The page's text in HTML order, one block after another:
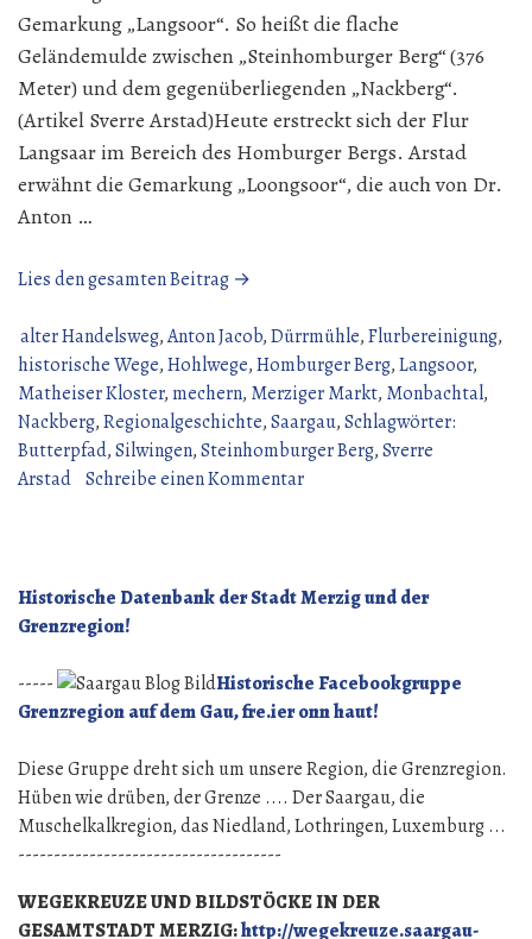
Gemarkung „Langsoor“. So heißt die flache
Geländemulde zwischen „Steinhomburger Berg“ (376
Meter) und dem gegenüberliegenden „Nackberg“.
(Artikel Sverre Arstad)Heute erstreckt sich der Flur
Langsaar im Bereich des Homburger Bergs. Arstad
erwähnt die Gemarkung „Loongsoor“, die auch von Dr.
Anton …
Lies den gesamten Beitrag →
Butterpfad“
alter Handelsweg,Anton Jacob,Dürrmühle,Flurbereinigung,
historische Wege,Hohlwege,Homburger Berg,Langsoor,
Matheiser Kloster,mechern, Merziger Markt, Monbachtal,
Nackberg,Regionalgeschichte,Saargau,Schlagwörter:
Butterpfad,Silwingen,Steinhomburger Berg,Sverre
Arstad Schreibe einen Kommentarzu
Historische Datenbank der Stadt Merzig und der
Grenzregion!
-----
Historische Facebookgruppe
Grenzregion auf dem Gau, fre.ier onn haut!
Diese Gruppe dreht sich um unsere Region, die Grenzregion.
Hüben wie drüben, der Grenze .... Der Saargau, die
Muschelkalkregion, das Niedland, Lothringen, Luxemburg ...
-------------------------------------
WEGEKREUZE UND BILDSTÖCKE IN DER
GESAMTSTADT MERZIG:http://wegekreuze.saargau-